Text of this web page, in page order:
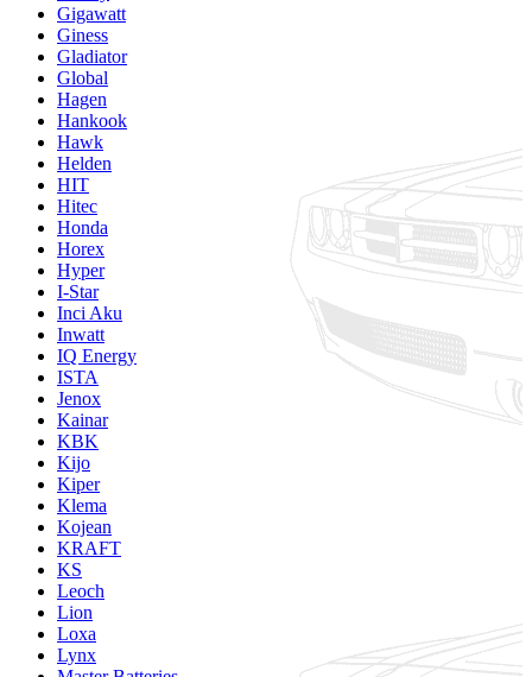
Gigawatt
Giness
Gladiator
Global
Hagen
Hankook
Hawk
Helden
HIT
Hitec
Honda
Horex
Hyper
I-Star
Inci Aku
Inwatt
IQ Energy
ISTA
Jenox
Kainar
KBK
Kijo
Kiper
Klema
Kojean
KRAFT
KS
Leoch
Lion
Loxa
Lynx